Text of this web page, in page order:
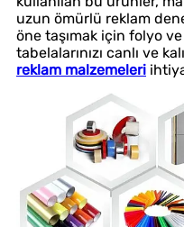
uzun ömürlü reklam
öne taşımak için folyo
tabelalarınızı canlı ve
reklam malzemeleri